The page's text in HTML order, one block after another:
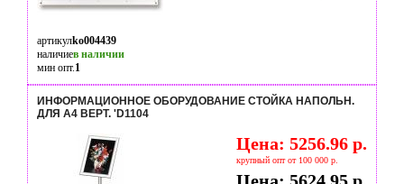
артикулko004439
наличиев наличии
мин опт.1
ИНФОРМАЦИОННОЕ ОБОРУДОВАНИЕ СТОЙКА НАПОЛЬН.
ДЛЯ А4 ВЕРТ. 'D1104
Цена: 5256.96 р.
крупный опт от 100 000 р.